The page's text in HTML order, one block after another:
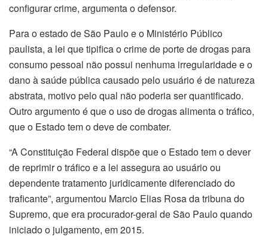
configurar crime, argumenta o defensor.
Para o estado de São Paulo e o Ministério Público
paulista, a lei que tipifica o crime de porte de drogas para
consumo pessoal não possui nenhuma irregularidade e o
dano à saúde pública causado pelo usuário é de natureza
abstrata, motivo pelo qual não poderia ser quantificado.
Outro argumento é que o uso de drogas alimenta o tráfico,
que o Estado tem o deve de combater.
“A Constituição Federal dispõe que o Estado tem o dever
de reprimir o tráfico e a lei assegura ao usuário ou
dependente tratamento juridicamente diferenciado do
traficante”, argumentou Marcio Elias Rosa da tribuna do
Supremo, que era procurador-geral de São Paulo quando
iniciado o julgamento, em 2015.